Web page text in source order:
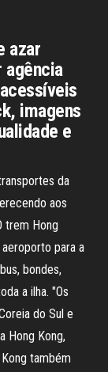
azar
imagens
e
da
aos
trem Hong
para a
bondes,
a ilha. "Os
do Sul e
Hong Kong,
também